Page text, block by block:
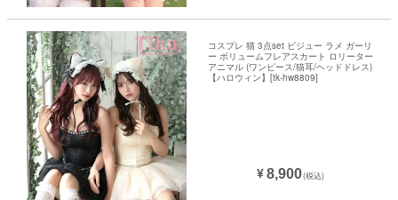
コスプレ 猫 3点set ビジュー ラメ ガーリ
ー ボリュームフレアスカート ロリーター
アニマル (ワンピース/猫耳/ヘッドドレス)
【ハロウィン】[tk-hw8809]
¥ 8,900(税込)